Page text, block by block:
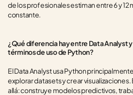
de los profesionales estiman entre 6 y 12
constante.
¿Qué diferencia hay entre Data Analyst
términos de uso de Python?
El Data Analyst usa Python
explorar datasets y crear visualizaciones.
allá: construye modelos predictivos,